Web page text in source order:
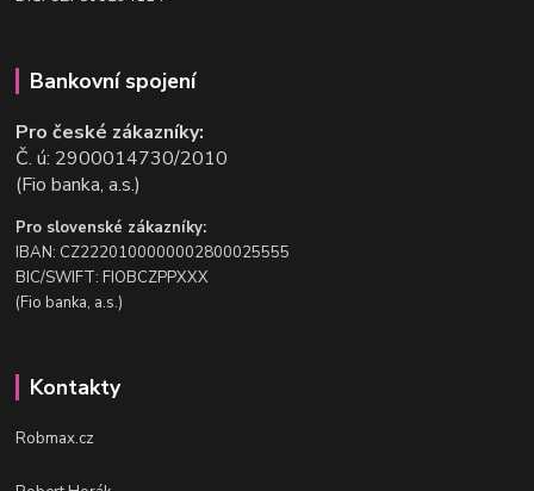
Bankovní spojení
Pro české zákazníky:
Č. ú: 2900014730/2010
(Fio banka, a.s.)
Pro slovenské zákazníky:
IBAN: CZ2220100000002800025555
BIC/SWIFT: FIOBCZPPXXX
(Fio banka, a.s.)
Kontakty
Robmax.cz